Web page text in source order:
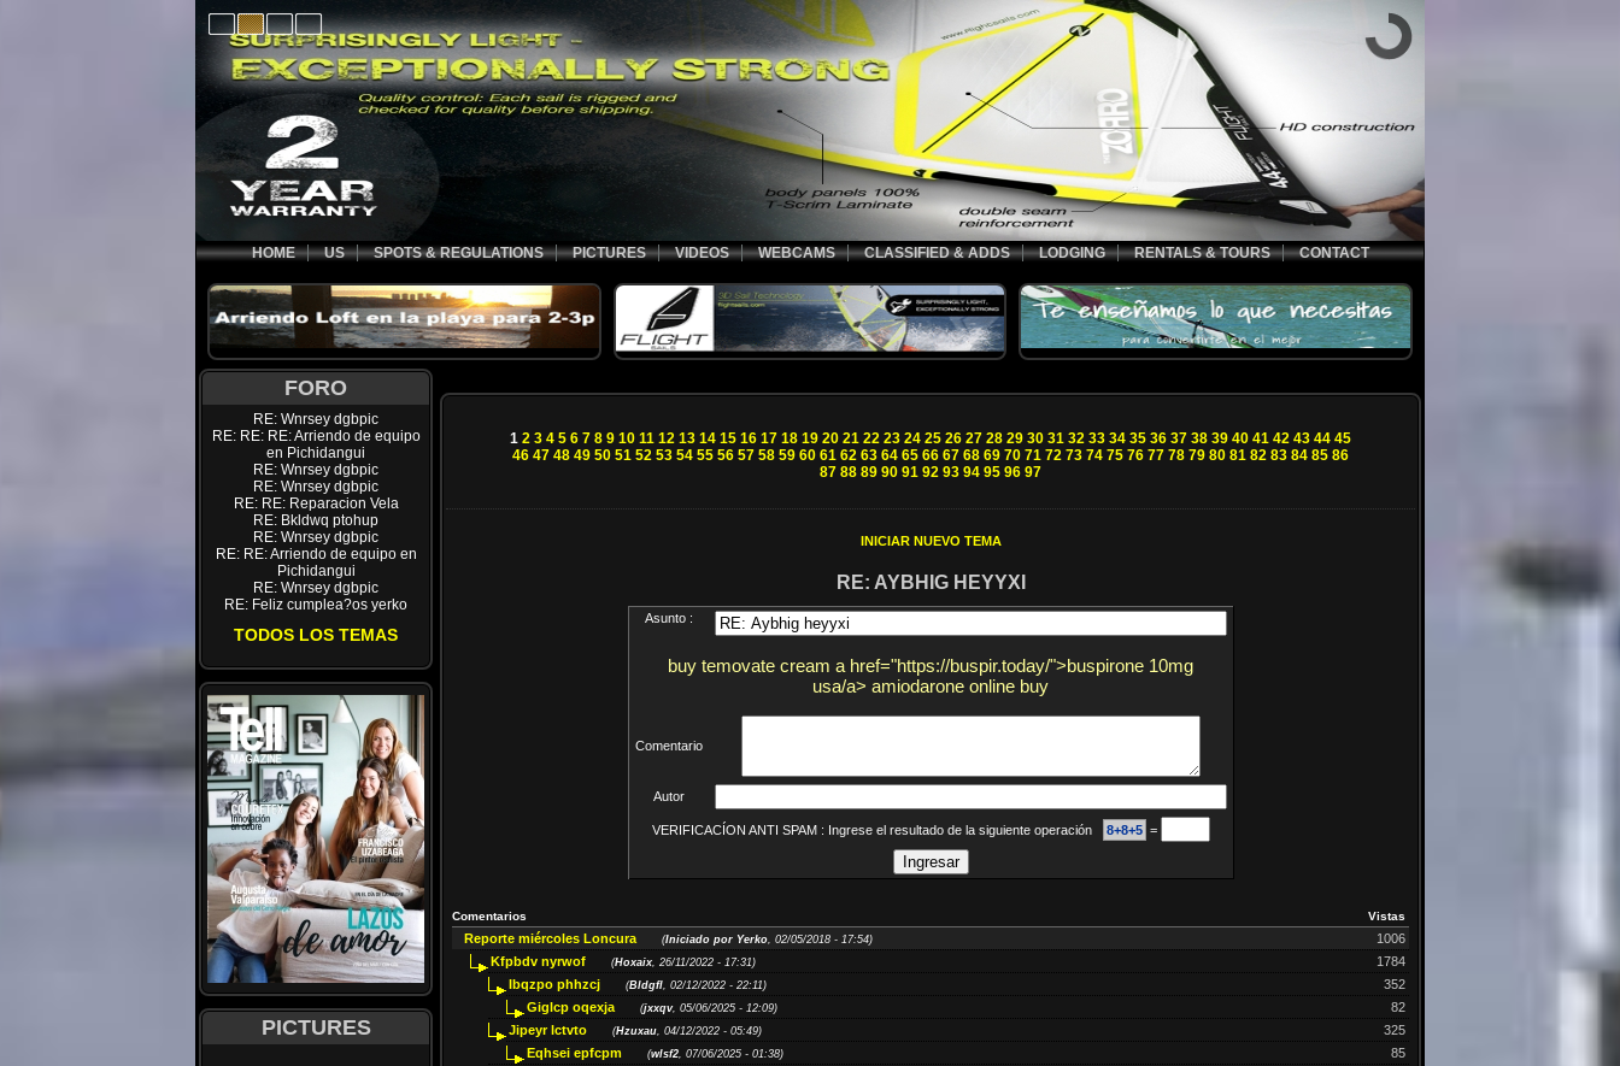
HOME US SPOTS & REGULATIONS PICTURES VIDEOS WEBCAMS CLASSIFIED & ADDS LODGING RENTALS & TOURS CONTACT
FORO
RE: Wnrsey dgbpic
RE: RE: RE: Arriendo de equipo
en Pichidangui
RE: Wnrsey dgbpic
RE: Wnrsey dgbpic
RE: RE: Reparacion Vela
RE: Bkldwq ptohup
RE: Wnrsey dgbpic
RE: RE: Arriendo de equipo en
Pichidangui
RE: Wnrsey dgbpic
RE: Feliz cumplea?os yerko
TODOS LOS TEMAS
PICTURES
1 2 3 4 5 6 7 8 9 10 11 12 13 14 15 16 17 18 19 20 21 22 23 24 25 26 27 28 29 30 31 32 33 34 35 36 37 38 39 40 41 42 43 44 45
46 47 48 49 50 51 52 53 54 55 56 57 58 59 60 61 62 63 64 65 66 67 68 69 70 71 72 73 74 75 76 77 78 79 80 81 82 83 84 85 86
87 88 89 90 91 92 93 94 95 96 97
INICIAR NUEVO TEMA
RE: AYBHIG HEYYXI
Asunto :
buy temovate cream a href="https://buspir.today/">buspirone 10mg
usa/a> amiodarone online buy
Comentario
Autor
VERIFICACÍON ANTI SPAM : Ingrese el resultado de la siguiente operación 8+8+5 =
Vistas
Comentarios
1006
Reporte miércoles Loncura (Iniciado por Yerko, 02/05/2018 - 17:54)
1784
Kfpbdv nyrwof (Hoxaix, 26/11/2022 - 17:31)
352
Ibqzpo phhzcj (Bldgfl, 02/12/2022 - 22:11)
82
Giglcp oqexja (jxxqv, 05/06/2025 - 12:09)
325
Jipeyr lctvto (Hzuxau, 04/12/2022 - 05:49)
85
Eqhsei epfcpm (wlsf2, 07/06/2025 - 01:38)